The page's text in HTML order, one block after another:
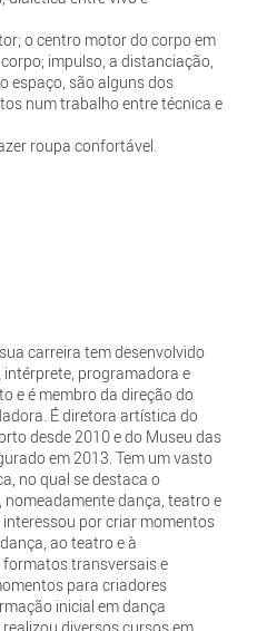
o centro motor do corpo em
impulso, a distanciação,
espaço, são alguns dos
num trabalho entre técnica e
roupa confortável.
carreira tem desenvolvido
programadora e
e é membro da direção do
É diretora artística do
desde 2010 e do Museu das
em 2013. Tem um vasto
no qual se destaca o
dança, teatro e
interessou por criar momentos
ao teatro e à
transversais e
para criadores
inicial em dança